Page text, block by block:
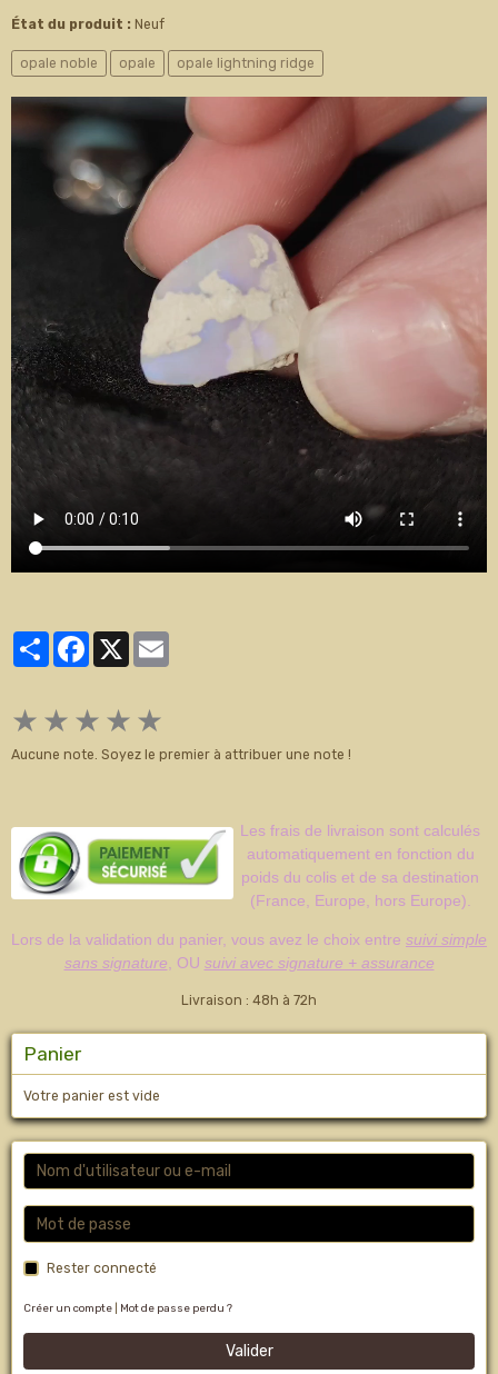
État du produit : Neuf
opale noble opale opale lightning ridge
PartagerFacebook
★ ★ ★ ★ ★
Aucune note. Soyez le premier à attribuer une note !
Les frais de livraison sont calculés
automatiquement en fonction du
poids du colis et de sa destination
(France, Europe, hors Europe).
Lors de la validation du panier, vous avez le choix entre suivi simple
sans signature , OU suivi avec signature + assurance
Livraison : 48h à 72h
Panier
Votre panier est vide
Rester connecté
Créer un compte Mot de passe perdu ?
Valider